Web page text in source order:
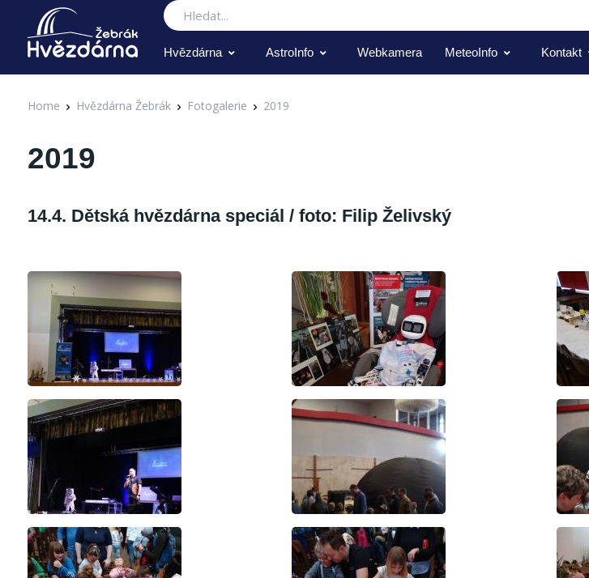
Hledat
Hvězdárna AstroInfo Webkamera MeteoInfo Kontakt
Home Hvězdárna Žebrák Fotogalerie 2019
2019
14.4. Dětská hvězdárna speciál / foto: Filip Želivský